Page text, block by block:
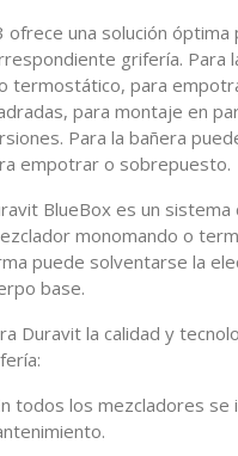
ofrece una solución óptima
grifería. Para
termostático, para
para montaje en
Para la bañera
empotrar o sobrepuesto.
BlueBox es un
monomando o
puede solventarse la
base.
Duravit la calidad y
todos los mezcladores se